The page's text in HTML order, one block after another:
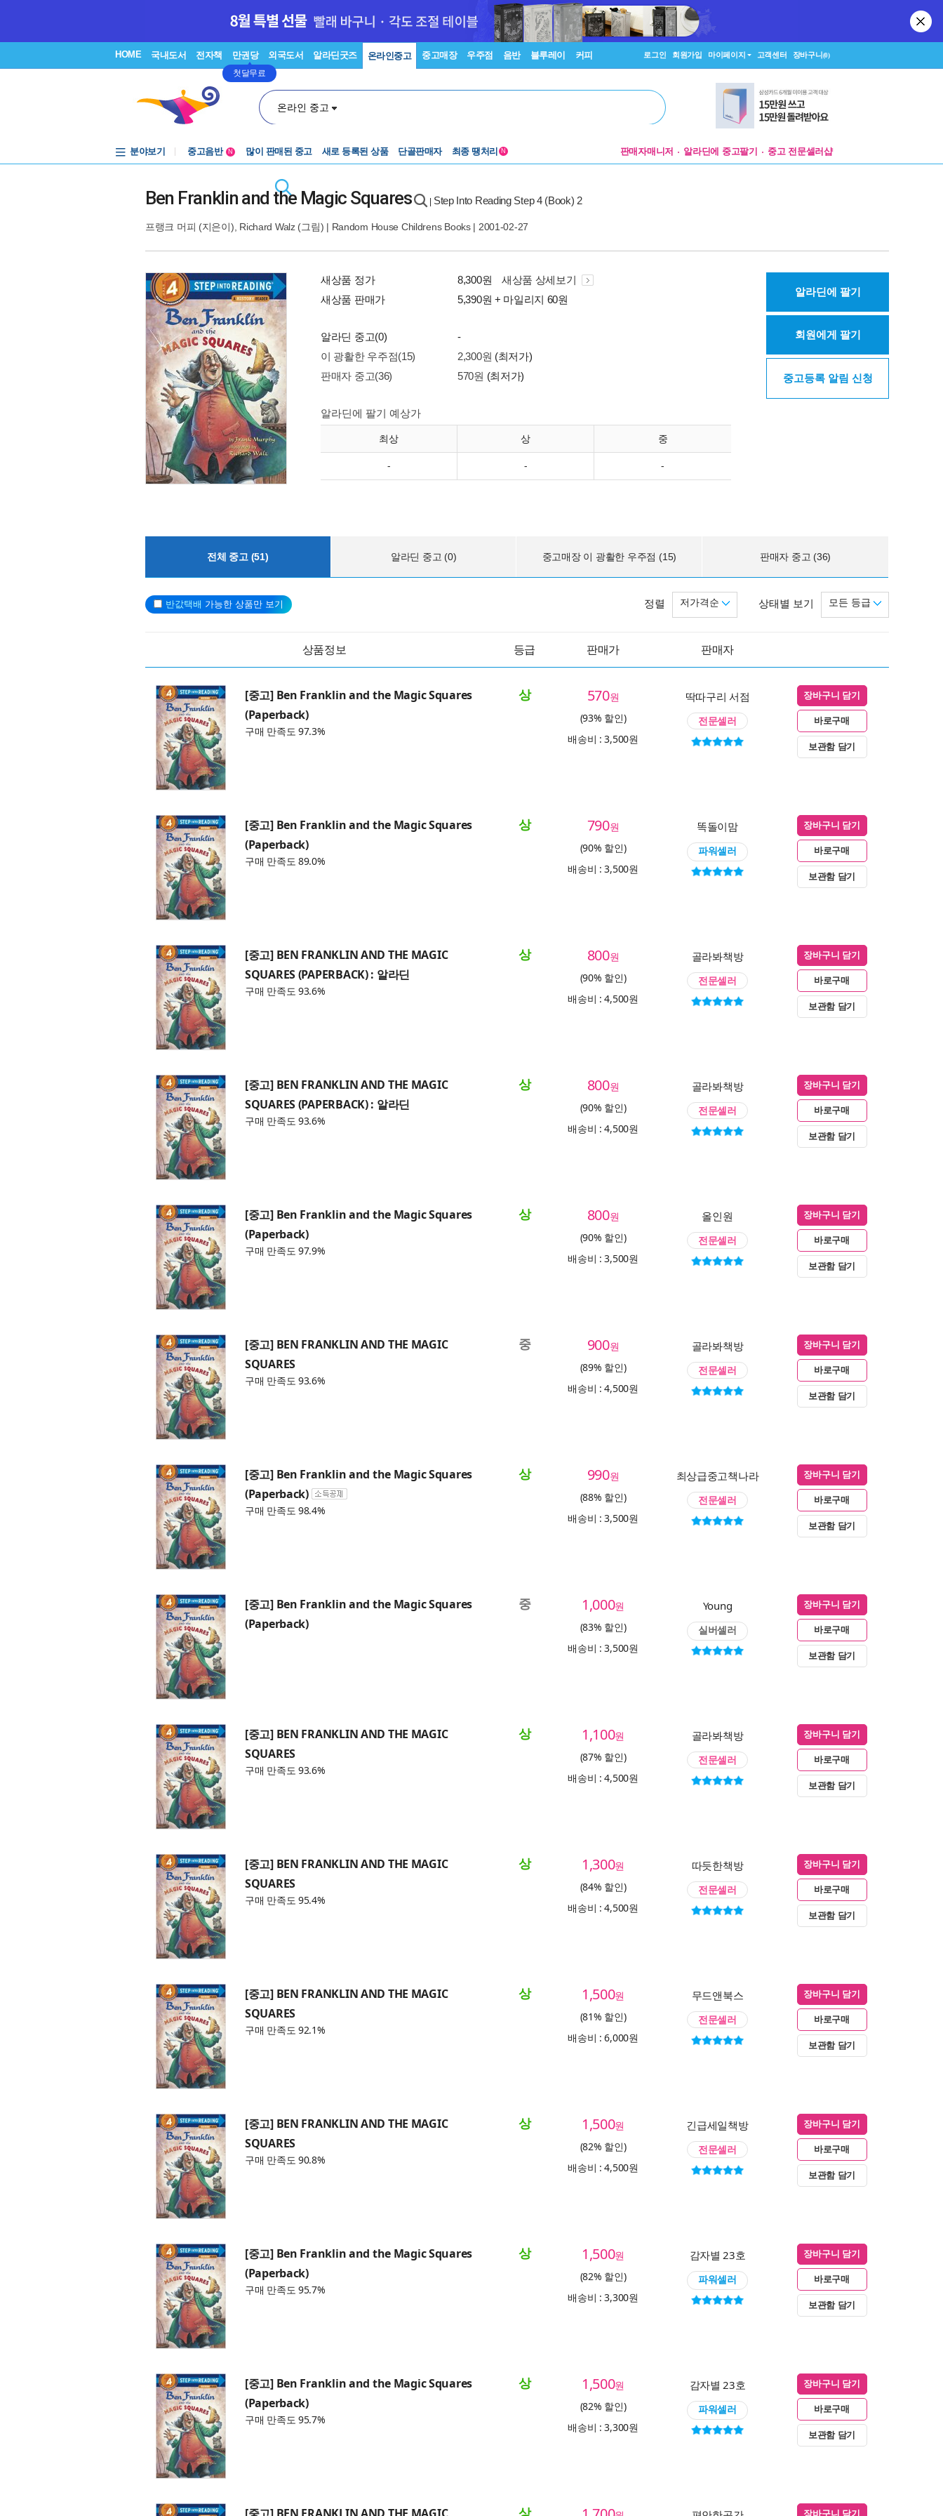
HOME 국내도서 전자책 만권당
첫달무료
외국도서 알라딘굿즈 온라인중고 중고매장 우주점 음반 블루레이 커피 로그인 회원가입 마이페이지 고객센터 장바구니(0)
온라인 중고
분야보기
중고음반
N 많이 판매된 중고 새로 등록된 상품 단골판매자 최종 땡처리 N 판매자매니저 알라딘에 중고팔기 중고 전문셀러샵
Ben Franklin and the Magic Squares Step Into Reading Step 4 (Book) 2
프랭크 머피 (지은이), Richard Walz(그림) | Random House Childrens Books| 2001-02-27
새상품 정가 8,300원
새상품 상세보기
새상품 판매가
5,390원 + 마일리지 60원
알라딘 중고(0)
-
이 광활한 우주점(15)
2,300원 (최저가)
판매자 중고(36)
570원 (최저가)
알라딘에 팔기 예상가
최상 상 중
- - -
알라딘에 팔기
회원에게 팔기
중고등록 알림 신청
전체 중고 (51) 알라딘 중고 (0) 중고매장 이 광활한 우주점 (15) 판매자 중고 (36)
반값택배 가능한 상품만 보기 상태별 보기 모든 등급
정렬 저가격순
상품정보 등급 판매가 판매자
[중고] Ben Franklin and the Magic Squares
(Paperback)
구매 만족도 97.3%
상 570원
(93% 할인)
배송비 : 3,500원
딱따구리 서점
전문셀러
장바구니 담기
바로구매
보관함 담기
[중고] Ben Franklin and the Magic Squares
(Paperback)
구매 만족도 89.0%
상 790원
(90% 할인)
배송비 : 3,500원
똑돌이맘
파워셀러
장바구니 담기
바로구매
보관함 담기
[중고] BEN FRANKLIN AND THE MAGIC
SQUARES (PAPERBACK) : 알라딘
구매 만족도 93.6%
상 800원
(90% 할인)
배송비 : 4,500원
골라봐책방
전문셀러
장바구니 담기
바로구매
보관함 담기
[중고] BEN FRANKLIN AND THE MAGIC
SQUARES (PAPERBACK) : 알라딘
구매 만족도 93.6%
상 800원
(90% 할인)
배송비 : 4,500원
골라봐책방
전문셀러
장바구니 담기
바로구매
보관함 담기
[중고] Ben Franklin and the Magic Squares
(Paperback)
구매 만족도 97.9%
상 800원
(90% 할인)
배송비 : 3,500원
올인원
전문셀러
장바구니 담기
바로구매
보관함 담기
[중고] BEN FRANKLIN AND THE MAGIC
SQUARES
구매 만족도 93.6%
중 900원
(89% 할인)
배송비 : 4,500원
골라봐책방
전문셀러
장바구니 담기
바로구매
보관함 담기
[중고] Ben Franklin and the Magic Squares
(Paperback)
구매 만족도 98.4%
상 990원
(88% 할인)
배송비 : 3,500원
최상급중고책나라
전문셀러
장바구니 담기
바로구매
보관함 담기
[중고] Ben Franklin and the Magic Squares
(Paperback)
중 1,000원
(83% 할인)
배송비 : 3,500원
Young
실버셀러
장바구니 담기
바로구매
보관함 담기
[중고] BEN FRANKLIN AND THE MAGIC
SQUARES
구매 만족도 93.6%
상 1,100원
(87% 할인)
배송비 : 4,500원
골라봐책방
전문셀러
장바구니 담기
바로구매
보관함 담기
[중고] BEN FRANKLIN AND THE MAGIC
SQUARES
구매 만족도 95.4%
상 1,300원
(84% 할인)
배송비 : 4,500원
따듯한책방
전문셀러
장바구니 담기
바로구매
보관함 담기
[중고] BEN FRANKLIN AND THE MAGIC
SQUARES
구매 만족도 92.1%
상 1,500원
(81% 할인)
배송비 : 6,000원
무드앤북스
전문셀러
장바구니 담기
바로구매
보관함 담기
[중고] BEN FRANKLIN AND THE MAGIC
SQUARES
구매 만족도 90.8%
상 1,500원
(82% 할인)
배송비 : 4,500원
긴급세일책방
전문셀러
장바구니 담기
바로구매
보관함 담기
[중고] Ben Franklin and the Magic Squares
(Paperback)
구매 만족도 95.7%
상 1,500원
(82% 할인)
배송비 : 3,300원
감자별 23호
파워셀러
장바구니 담기
바로구매
보관함 담기
[중고] Ben Franklin and the Magic Squares
(Paperback)
구매 만족도 95.7%
상 1,500원
(82% 할인)
배송비 : 3,300원
감자별 23호
파워셀러
장바구니 담기
바로구매
보관함 담기
상 장바구니 담기